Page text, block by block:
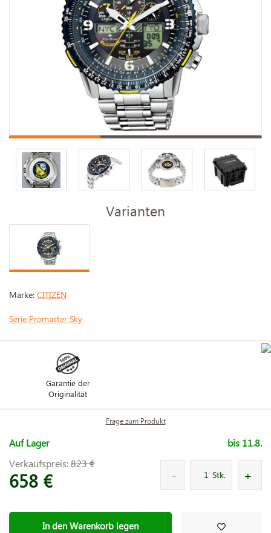
Varianten
Marke: CITIZEN
Serie Promaster Sky
Garantie der
Originalität
Frage zum Produkt
Auf Lager
bis 11.8.
Verkaufspreis:823 €
658 € Stk.
In den Warenkorb legen